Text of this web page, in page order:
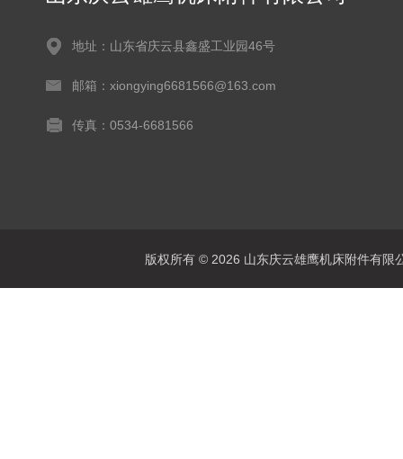
地址：山东省庆云县鑫盛工业园46号
邮箱：xiongying6681566@163.com
传真：0534-6681566
版权所有 © 2026 山东庆云雄鹰机床附件有